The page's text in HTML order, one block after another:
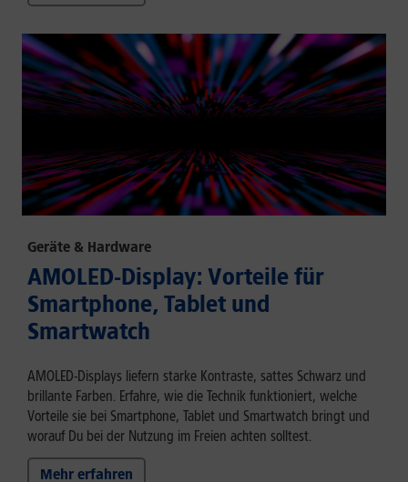
Geräte & Hardware
AMOLED-Display: Vorteile für
Smartphone, Tablet und
Smartwatch
AMOLED-Displays liefern starke Kontraste, sattes Schwarz und
brillante Farben. Erfahre, wie die Technik funktioniert, welche
Vorteile sie bei Smartphone, Tablet und Smartwatch bringt und
worauf Du bei der Nutzung im Freien achten solltest.
Mehr erfahren